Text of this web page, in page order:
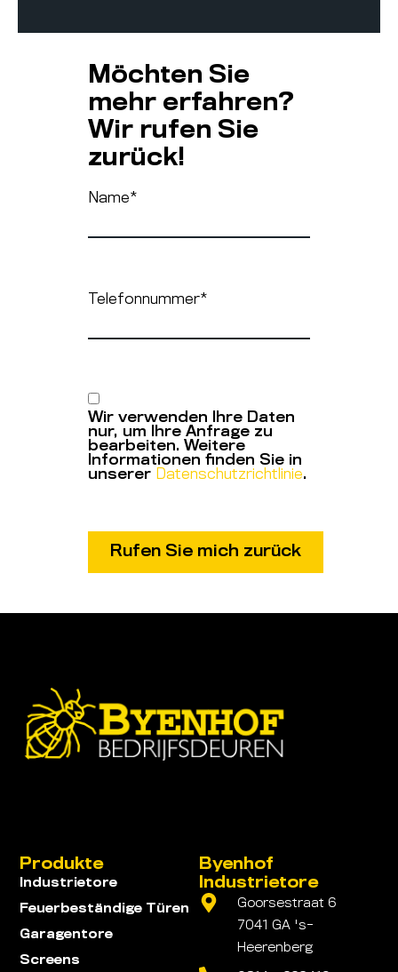
Möchten Sie
mehr erfahren?
Wir rufen Sie
zurück!
Name*
Telefonnummer*
Wir verwenden Ihre Daten
nur, um Ihre Anfrage zu
bearbeiten. Weitere
Informationen finden Sie in
unserer Datenschutzrichtlinie.
Byenhof
Industrietore
Goorsestraat 6
7041 GA 's-
Heerenberg
Produkte
Industrietore
Feuerbeständige Türen
Garagentore
Screens